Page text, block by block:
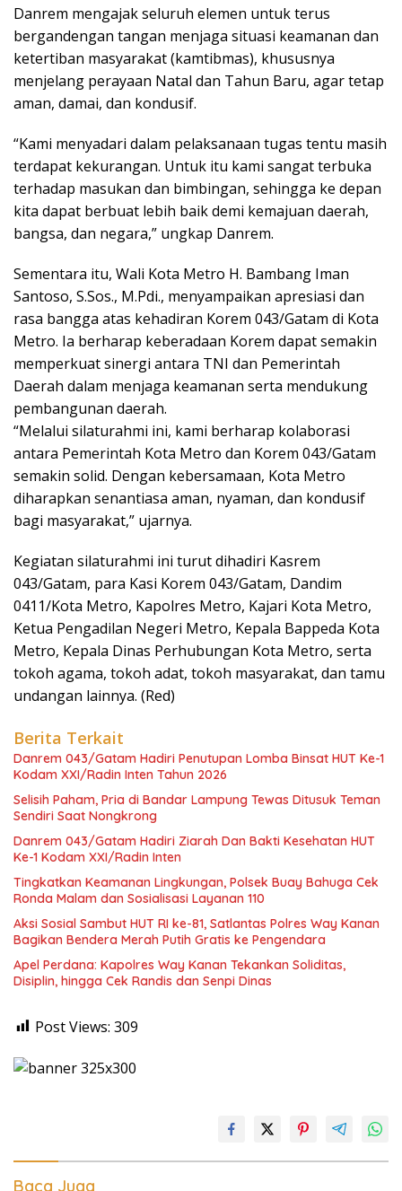
Danrem mengajak seluruh elemen untuk terus
bergandengan tangan menjaga situasi keamanan dan
ketertiban masyarakat (kamtibmas), khususnya
menjelang perayaan Natal dan Tahun Baru, agar tetap
aman, damai, dan kondusif.
“Kami menyadari dalam pelaksanaan tugas tentu masih
terdapat kekurangan. Untuk itu kami sangat terbuka
terhadap masukan dan bimbingan, sehingga ke depan
kita dapat berbuat lebih baik demi kemajuan daerah,
bangsa, dan negara,” ungkap Danrem.
Sementara itu, Wali Kota Metro H. Bambang Iman
Santoso, S.Sos., M.Pdi., menyampaikan apresiasi dan
rasa bangga atas kehadiran Korem 043/Gatam di Kota
Metro. Ia berharap keberadaan Korem dapat semakin
memperkuat sinergi antara TNI dan Pemerintah
Daerah dalam menjaga keamanan serta mendukung
pembangunan daerah.
“Melalui silaturahmi ini, kami berharap kolaborasi
antara Pemerintah Kota Metro dan Korem 043/Gatam
semakin solid. Dengan kebersamaan, Kota Metro
diharapkan senantiasa aman, nyaman, dan kondusif
bagi masyarakat,” ujarnya.
Kegiatan silaturahmi ini turut dihadiri Kasrem
043/Gatam, para Kasi Korem 043/Gatam, Dandim
0411/Kota Metro, Kapolres Metro, Kajari Kota Metro,
Ketua Pengadilan Negeri Metro, Kepala Bappeda Kota
Metro, Kepala Dinas Perhubungan Kota Metro, serta
tokoh agama, tokoh adat, tokoh masyarakat, dan tamu
undangan lainnya. (Red)
Berita Terkait
Danrem 043/Gatam Hadiri Penutupan Lomba Binsat HUT Ke-1
Kodam XXI/Radin Inten Tahun 2026
Selisih Paham, Pria di Bandar Lampung Tewas Ditusuk Teman
Sendiri Saat Nongkrong
Danrem 043/Gatam Hadiri Ziarah Dan Bakti Kesehatan HUT
Ke-1 Kodam XXI/Radin Inten
Tingkatkan Keamanan Lingkungan, Polsek Buay Bahuga Cek
Ronda Malam dan Sosialisasi Layanan 110
Aksi Sosial Sambut HUT RI ke-81, Satlantas Polres Way Kanan
Bagikan Bendera Merah Putih Gratis ke Pengendara
Apel Perdana: Kapolres Way Kanan Tekankan Soliditas,
Disiplin, hingga Cek Randis dan Senpi Dinas
Post Views: 309
Baca Juga